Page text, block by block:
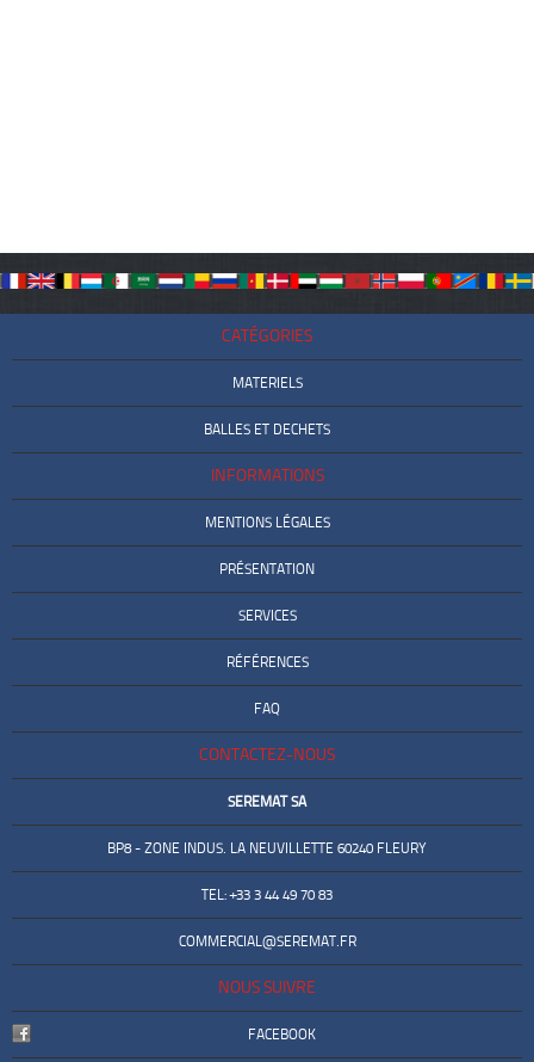
CATÉGORIES
MATERIELS
BALLES ET DECHETS
INFORMATIONS
MENTIONS LÉGALES
PRÉSENTATION
SERVICES
RÉFÉRENCES
FAQ
CONTACTEZ-NOUS
SEREMAT SA
BP8 - ZONE INDUS. LA NEUVILLETTE 60240 FLEURY
TEL: +33 3 44 49 70 83
COMMERCIAL@SEREMAT.FR
NOUS SUIVRE
FACEBOOK